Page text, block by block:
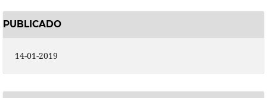
PUBLICADO
14-01-2019